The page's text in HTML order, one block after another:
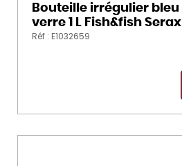
Bouteille irrégulier bleu
verre 1 L Fish&fish Serax
Réf : E1032659